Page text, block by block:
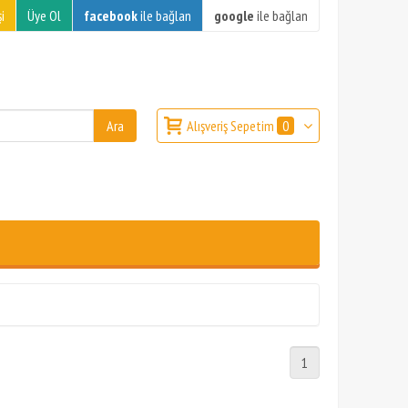
Üye Ol facebookile bağlan google ile bağlan
Alışveriş Sepetim 0
1